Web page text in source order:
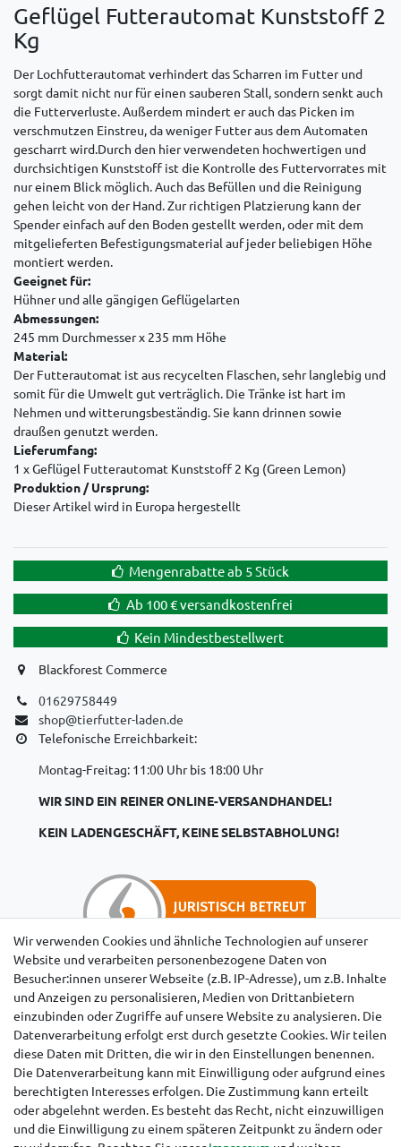
Geflügel Futterautomat Kunststoff 2
Kg
Der Lochfutterautomat verhindert das Scharren im Futter und
sorgt damit nicht nur für einen sauberen Stall, sondern senkt auch
die Futterverluste. Außerdem mindert er auch das Picken im
verschmutzen Einstreu, da weniger Futter aus dem Automaten
gescharrt wird.Durch den hier verwendeten hochwertigen und
durchsichtigen Kunststoff ist die Kontrolle des Futtervorrates mit
nur einem Blick möglich. Auch das Befüllen und die Reinigung
gehen leicht von der Hand. Zur richtigen Platzierung kann der
Spender einfach auf den Boden gestellt werden, oder mit dem
mitgelieferten Befestigungsmaterial auf jeder beliebigen Höhe
montiert werden.
Geeignet für:
Hühner und alle gängigen Geflügelarten
Abmessungen:
245 mm Durchmesser x 235 mm Höhe
Material:
Der Futterautomat ist aus recycelten Flaschen, sehr langlebig und
somit für die Umwelt gut verträglich. Die Tränke ist hart im
Nehmen und witterungsbeständig. Sie kann drinnen sowie
draußen genutzt werden.
Lieferumfang:
1 x Geflügel Futterautomat Kunststoff 2 Kg (Green Lemon)
Produktion / Ursprung:
Dieser Artikel wird in Europa hergestellt
Mengenrabatte ab 5 Stück
Ab 100 € versandkostenfrei
Kein Mindestbestellwert
Blackforest Commerce
01629758449
shop@tierfutter-laden.de
Telefonische Erreichbarkeit:
Montag-Freitag: 11:00 Uhr bis 18:00 Uhr
WIR SIND EIN REINER ONLINE-VERSANDHANDEL!
KEIN LADENGESCHÄFT, KEINE SELBSTABHOLUNG!
Hinweise für Käufer aus der Schweiz
Wir verwenden Cookies und ähnliche Technologien auf unserer
Website und verarbeiten personenbezogene Daten von
Besucher:innen unserer Webseite (z.B. IP-Adresse), um z.B. Inhalte
und Anzeigen zu personalisieren, Medien von Drittanbietern
einzubinden oder Zugriffe auf unsere Website zu analysieren. Die
Datenverarbeitung erfolgt erst durch gesetzte Cookies. Wir teilen
diese Daten mit Dritten, die wir in den Einstellungen benennen.
Die Datenverarbeitung kann mit Einwilligung oder aufgrund eines
berechtigten Interesses erfolgen. Die Zustimmung kann erteilt
oder abgelehnt werden. Es besteht das Recht, nicht einzuwilligen
und die Einwilligung zu einem späteren Zeitpunkt zu ändern oder